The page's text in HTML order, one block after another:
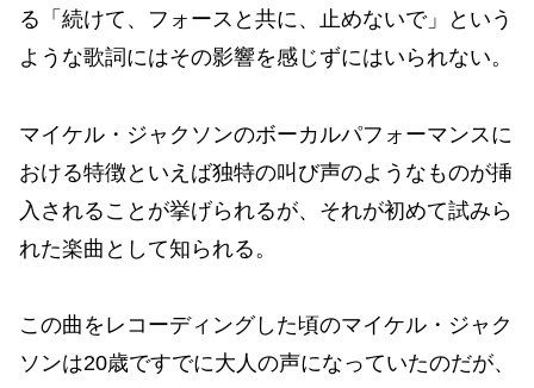
る「続けて、フォースと共に、止めないで」という
ような歌詞にはその影響を感じずにはいられない。
マイケル・ジャクソンのボーカルパフォーマンスに
おける特徴といえば独特の叫び声のようなものが挿
入されることが挙げられるが、それが初めて試みら
れた楽曲として知られる。
この曲をレコーディングした頃のマイケル・ジャク
ソンは20歳ですでに大人の声になっていたのだが、